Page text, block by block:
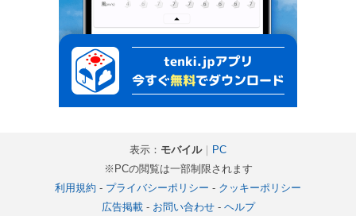
表示： モバイル｜ PC
※PCの閲覧は一部制限されます
利用規約 - プライバシーポリシー - クッキーポリシー
広告掲載- お問い合わせ- ヘルプ